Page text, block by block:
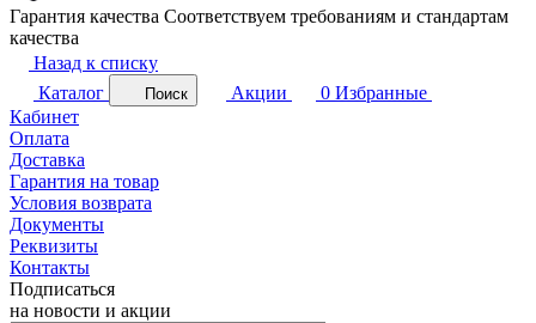
Гарантия качества Соответствуем требованиям и стандартам
качества
Назад к списку
Каталог
Поиск Акции 0 Избранные
Кабинет
Оплата
Доставка
Гарантия на товар
Условия возврата
Документы
Реквизиты
Контакты
Подписаться
на новости и акции